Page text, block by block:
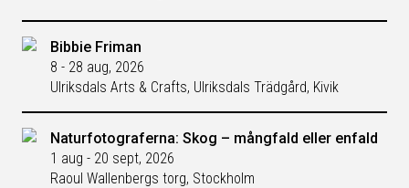
Bibbie Friman
8 - 28 aug, 2026
Ulriksdals Arts & Crafts, Ulriksdals Trädgård, Kivik
Naturfotograferna: Skog – mångfald eller enfald
1 aug - 20 sept, 2026
Raoul Wallenbergs torg, Stockholm